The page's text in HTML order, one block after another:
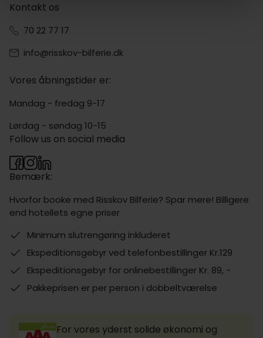
Kontakt os
70 22 77 17
info@risskov-bilferie.dk
Vores åbningstider er:
Mandag - fredag 9-17
Lørdag - søndag 10-15
Bemærk:
Hvorfor booke med Risskov Bilferie? Spar mere! Billigere
end hotellets egne priser
Minimum slutrengøring inkluderet
Ekspeditionsgebyr ved telefonbestillinger Kr.129
Ekspeditionsgebyr for onlinebestillinger Kr. 89, -
Pakkeprisen er per person i dobbeltværelse
Follow us on social media
For vores yderst solide økonomi og